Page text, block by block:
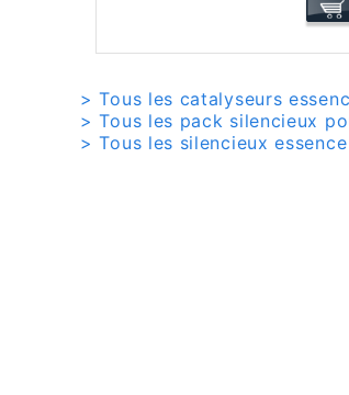
> Tous les catalyseurs
> Tous les pack silencieux
> Tous les silencieux